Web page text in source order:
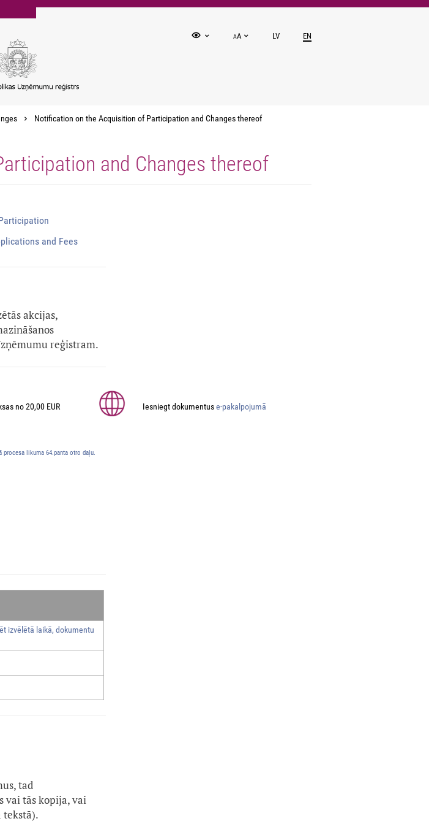
AA LV EN
Notification on the Acquisition of Participation and Changes thereof
and Changes thereof
and Fees
akcijas,
reģistram.
no 20,00 EUR Iesniegt dokumentuse-pakalpojumā
procesa likuma 64.panta otro daļu.
izvēlētā laikā, dokumentu
tad
vai tās kopija, vai